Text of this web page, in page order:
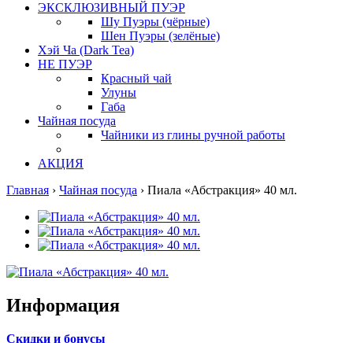
ЭКСКЛЮЗИВНЫЙ ПУЭР
Шу Пуэры (чёрные)
Шен Пуэры (зелёные)
Хэй Ча (Dark Tea)
НЕ ПУЭР
Красный чай
Улуны
Габа
Чайная посуда
Чайники из глины ручной работы
АКЦИЯ
Главная › Чайная посуда › Пиала «Абстракция» 40 мл.
Информация
Cкидки и бонусы